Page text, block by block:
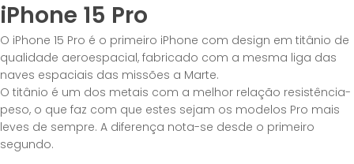
iPhone 15 Pro
O iPhone 15 Pro é o primeiro iPhone com design em titânio de
qualidade aeroespacial, fabricado com a mesma liga das
naves espaciais das missões a Marte.
O titânio é um dos metais com a melhor relação resistência-
peso, o que faz com que estes sejam os modelos Pro mais
leves de sempre. A diferença nota-se desde o primeiro
segundo.